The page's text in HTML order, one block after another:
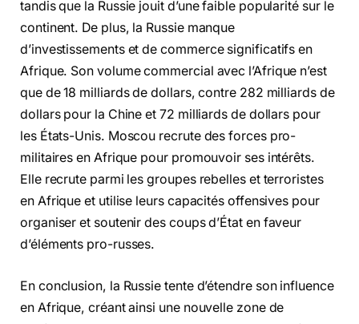
tandis que la Russie jouit d’une faible popularité sur le
continent. De plus, la Russie manque
d’investissements et de commerce significatifs en
Afrique. Son volume commercial avec l’Afrique n’est
que de 18 milliards de dollars, contre 282 milliards de
dollars pour la Chine et 72 milliards de dollars pour
les États-Unis. Moscou recrute des forces pro-
militaires en Afrique pour promouvoir ses intérêts.
Elle recrute parmi les groupes rebelles et terroristes
en Afrique et utilise leurs capacités offensives pour
organiser et soutenir des coups d’État en faveur
d’éléments pro-russes.
En conclusion, la Russie tente d’étendre son influence
en Afrique, créant ainsi une nouvelle zone de